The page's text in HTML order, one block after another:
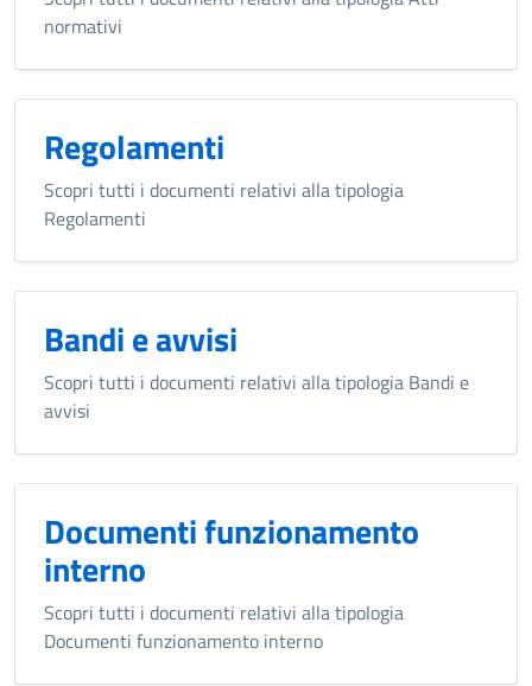
normativi
Regolamenti
Scopri tutti i documenti relativi alla tipologia
Regolamenti
Bandi e avvisi
Scopri tutti i documenti relativi alla tipologia Bandi e
avvisi
Documenti funzionamento
interno
Scopri tutti i documenti relativi alla tipologia
Documenti funzionamento interno